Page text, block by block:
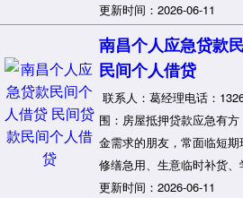
更新时间：2026-06-11
南昌个人应急贷款
民间个人借贷
联系人：葛经理电话：
围：房屋抵押贷款应急有
金需求的朋友，常面临短
修缮急用、生意临时补货
更新时间：2026-06-11